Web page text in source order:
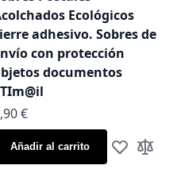
de Deseos
para comparar
Ecológicos
adhesivo. Sobres de
con protección
documentos
low as
€
Añadir al carrito Añadir a